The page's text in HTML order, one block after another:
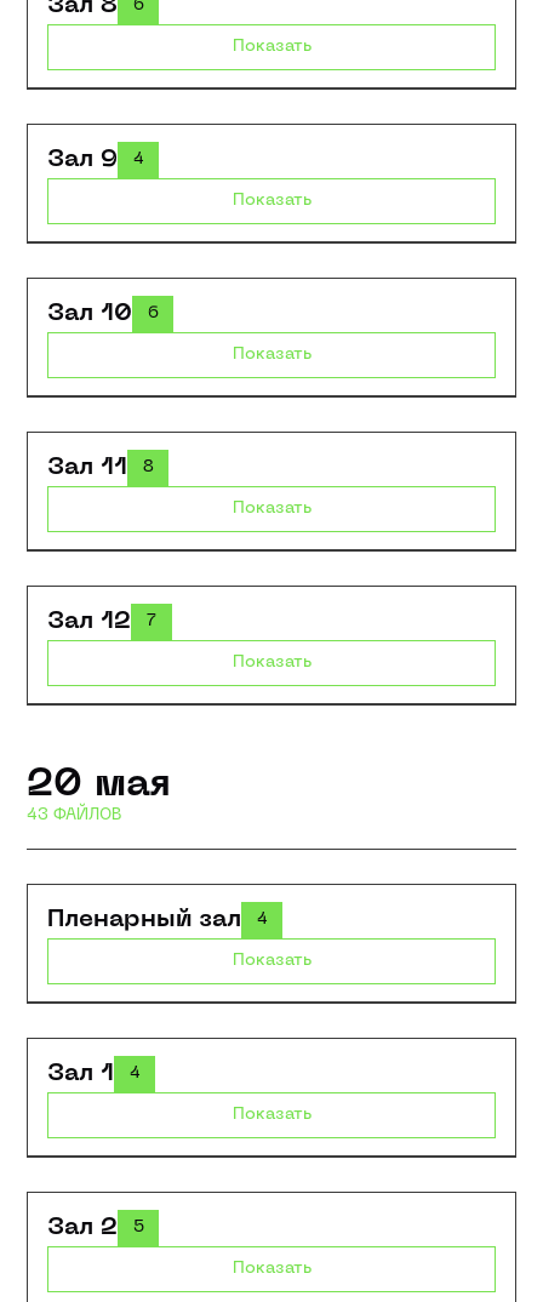
Зал 8 6
Показать
Зал 9 4
Показать
Зал 10 6
Показать
Зал 11 8
Показать
Зал 12 7
Показать
20 мая
43 ФАЙЛОВ
Пленарный зал 4
Показать
Зал 1 4
Показать
Зал 2 5
Показать